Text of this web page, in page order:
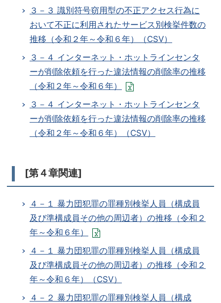
３－３ 識別符号窃用型の不正アクセス行為に
おいて不正に利用されたサービス別検挙件数の
推移（令和２年～令和６年）（CSV）
３－４ インターネット・ホットラインセンタ
ーが削除依頼を行った違法情報の削除率の推移
（令和２年～令和６年）
３－４ インターネット・ホットラインセンタ
ーが削除依頼を行った違法情報の削除率の推移
（令和２年～令和６年）（CSV）
[第４章関連]
４－１ 暴力団犯罪の罪種別検挙人員（構成員
及び準構成員その他の周辺者）の推移（令和２
年～令和６年）
４－１ 暴力団犯罪の罪種別検挙人員（構成員
及び準構成員その他の周辺者）の推移（令和２
年～令和６年）（CSV）
４－２ 暴力団犯罪の罪種別検挙人員（構成